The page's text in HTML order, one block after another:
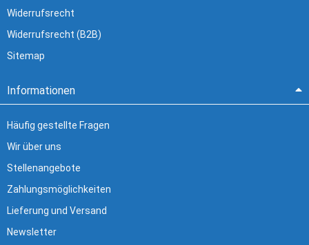
Widerrufsrecht
Widerrufsrecht (B2B)
Sitemap
Informationen
Häufig gestellte Fragen
Wir über uns
Stellenangebote
Zahlungsmöglichkeiten
Lieferung und Versand
Newsletter